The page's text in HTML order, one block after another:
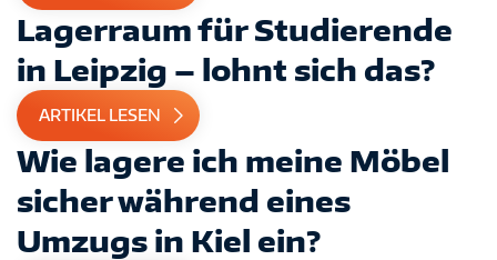
Lagerraum für Studierende
in Leipzig – lohnt sich das?
ARTIKEL LESEN
Wie lagere ich meine Möbel
sicher während eines
Umzugs in Kiel ein?